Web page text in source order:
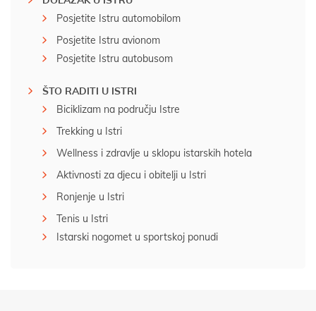
Posjetite Istru automobilom
Posjetite Istru avionom
Posjetite Istru autobusom
ŠTO RADITI U ISTRI
Biciklizam na području Istre
Trekking u Istri
Wellness i zdravlje u sklopu istarskih hotela
Aktivnosti za djecu i obitelji u Istri
Ronjenje u Istri
Tenis u Istri
Istarski nogomet u sportskoj ponudi